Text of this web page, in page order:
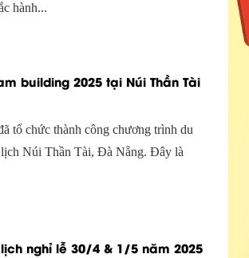
hành...
building 2025 tại Núi Thần Tài
tổ chức thành công chương trình du
Núi Thần Tài, Đà Nẵng. Đây là
lịch nghỉ lễ 30/4 & 1/5 năm 2025